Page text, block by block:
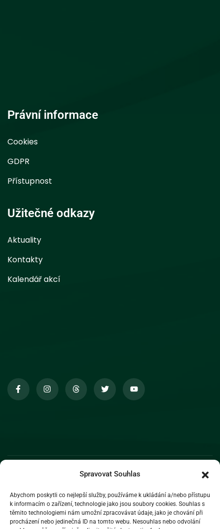
Spravovat Souhlas
Abychom poskytli co nejlepší služby, používáme k ukládání a/nebo přístupu
k informacím o zařízení, technologie jako jsou soubory cookies. Souhlas s
těmito technologiemi nám umožní zpracovávat údaje, jako je chování při
procházení nebo jedinečná ID na tomto webu. Nesouhlas nebo odvolání
Právní informace
Cookies
GDPR
Přístupnost
Užitečné odkazy
Aktuality
Kontakty
Kalendář akcí